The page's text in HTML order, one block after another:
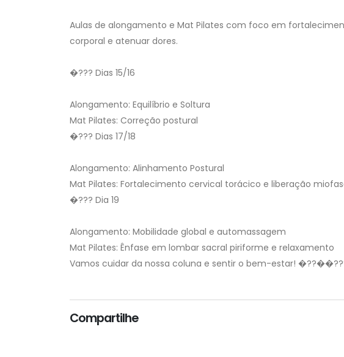
Aulas de alongamento e Mat Pilates com foco em
corporal e atenuar dores.
�??? Dias 15/16
Alongamento: Equilíbrio e Soltura
Mat Pilates: Correção postural
�??? Dias 17/18
Alongamento: Alinhamento Postural
Mat Pilates: Fortalecimento cervical torácico e liberação
�??? Dia 19
Alongamento: Mobilidade global e automassagem
Mat Pilates: Ênfase em lombar sacral piriforme e relaxamento
Vamos cuidar da nossa coluna e sentir o bem-estar!
Compartilhe